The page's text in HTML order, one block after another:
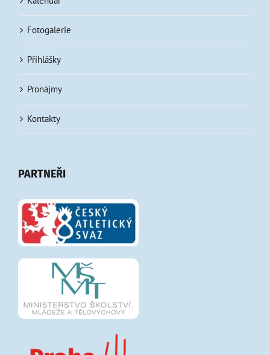
Fotogalerie
Přihlášky
Pronájmy
Kontakty
PARTNEŘI